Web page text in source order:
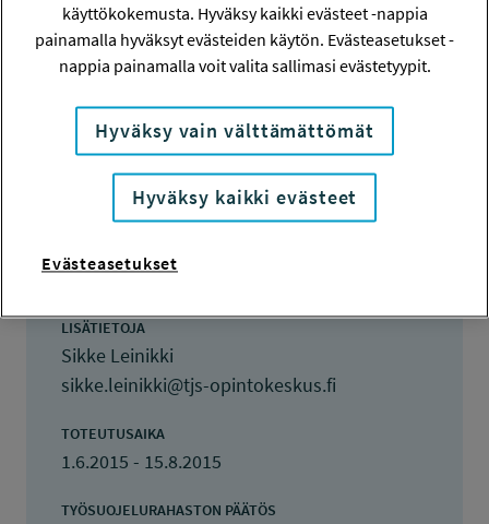
Hanketiedot
115230
Sikke Leinikki
Sikke Leinikki
LISÄTIETOJA
Sikke Leinikki
sikke.leinikki@tjs-opintokeskus.fi
TOTEUTUSAIKA
1.6.2015 - 15.8.2015
TYÖSUOJELURAHASTON PÄÄTÖS
käyttökokemusta. Hyväksy kaikki evästeet -nappia
painamalla hyväksyt evästeiden käytön. Evästeasetukset -
nappia painamalla voit valita sallimasi evästetyypit.
Hyväksy vain välttämättömät
Hyväksy kaikki evästeet
Evästeasetukset